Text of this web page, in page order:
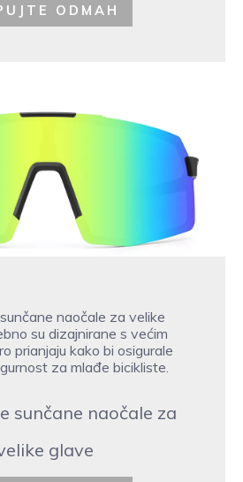
ODMAH
naočale za velike
su dizajnirane s većim
prianjaju kako bi osigurale
za mlađe bicikliste.
sunčane naočale za
glave